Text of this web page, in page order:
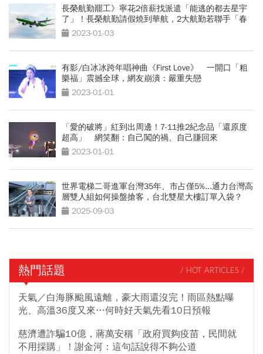
長榮航勤罷工》寧花2倍薪找派遣「能逃的都去星宇
了」！長榮航勤請假燒到華航，2大航勤若聯手「春
節不妙了」
2023-01-03
有影/白冰冰跨年唱神曲《First Love》 一開口「粗
樂福」震撼全球，網友崩潰：嚴重失戀
2023-01-01
「愛的破將」紅到出周邊！7-11推2紀念品「還原度
超高」 網笑翻：自己闖的禍、自己賺回來
2023-01-01
世界電梯二哥進軍台灣35年、市占僅5%...通力台灣高
層雙人組如何操盤搶客，台北雙星大樓訂單入袋？
2025-09-03
熱門話題 / HOT ARTICLES /
天氣／白海豚颱風遠離，豪大雨還沒完！雨區熱點曝
光、高溫36度又來…何時好天氣先看10日預報
慈濟遭詐騙10億，蔣萬安稱「政府買夠疫苗，民間就
不用採購」！謝金河：這句話說得不夠公道